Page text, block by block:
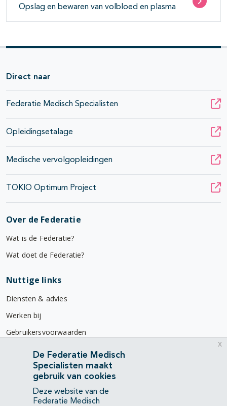
Opslag en bewaren van volbloed en plasma
Direct naar
Federatie Medisch Specialisten
Opleidingsetalage
Medische vervolgopleidingen
TOKIO Optimum Project
Over de Federatie
Wat is de Federatie?
Wat doet de Federatie?
Nuttige links
Diensten & advies
Werken bij
Gebruikersvoorwaarden
Privacyverklaring
Contact
Mercatorlaan 1200
3528 BL Utrecht
De Federatie Medisch
Specialisten maakt
gebruik van cookies
Deze website van de
Federatie Medisch
x